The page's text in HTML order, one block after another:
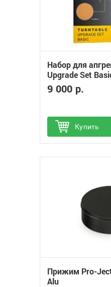
Набор для
Upgrade Set
9 000 р.
Купить
Добавить
Прижим Pro-
Alu